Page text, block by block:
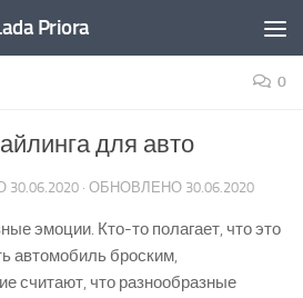
Priora
0
для авто
30.06.2020 · ОБНОВЛЕНО 30.06.2020
эмоции. Кто-то полагает, что это
автомобиль броским,
считают, что разнообразные